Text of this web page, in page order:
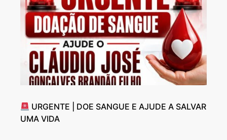
URGENTE | DOE SANGUE E AJUDE A SALVAR
UMA VIDA